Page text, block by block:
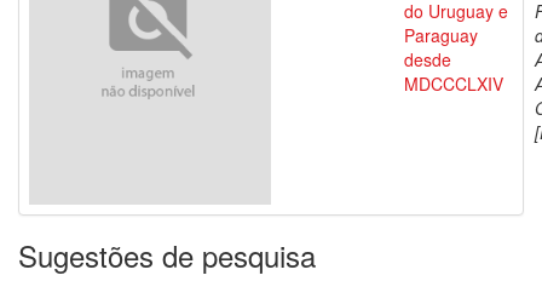
do Uruguay e
Paraguay
desde
MDCCCLXIV
Sugestões de pesquisa